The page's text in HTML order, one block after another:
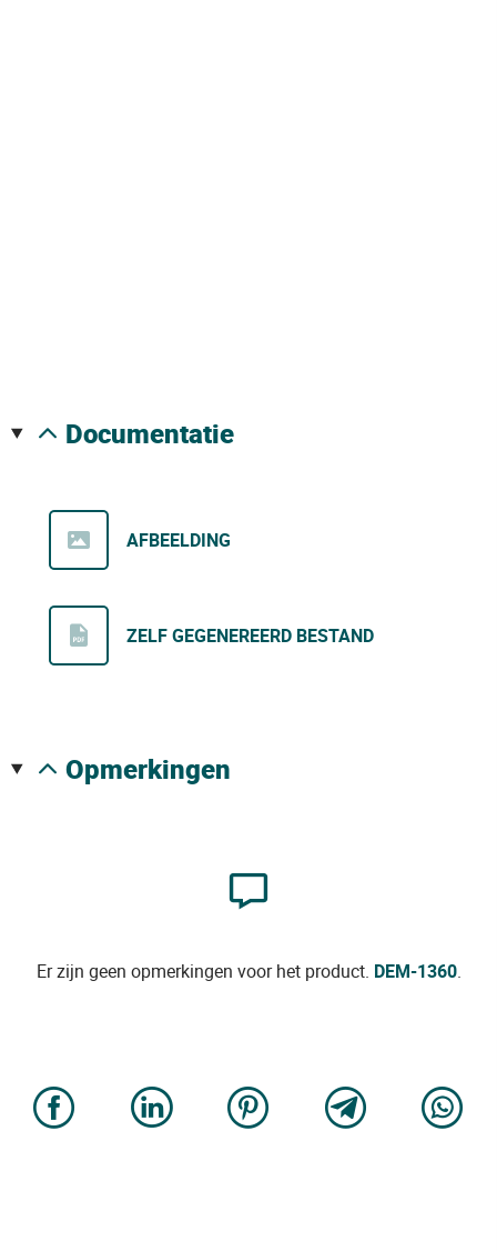
documentatie
AFBEELDING
ZELF GEGENEREERD BESTAND
opmerkingen
Er zijn geen opmerkingen voor het product. DEM-1360.